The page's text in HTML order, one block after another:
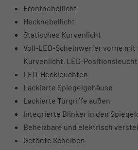
Frontnebellicht
Hecknebellicht
Statisches Kurvenlicht
Voll-LED-Scheinwerfer vorne
Kurvenlicht, LED-
LED-Heckleuchten
Lackierte Spiegelgehäuse
Lackierte Türgriffe außen
Integrierte Blinker in den
Beheizbare und elektrisch
Getönte Scheiben